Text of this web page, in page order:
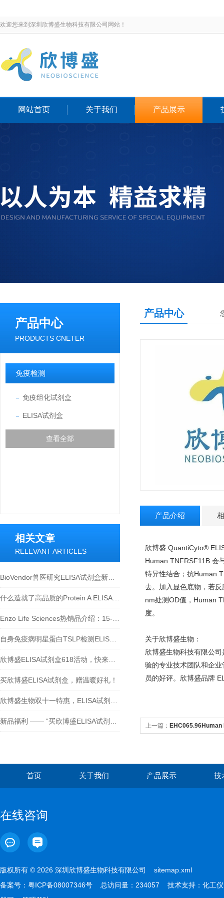
欢迎您来到深圳欣博盛生物科技有限公司网站！
网站首页 关于我们 产品展示
产品中心
PRODUCTS CNETER
免疫检测
免疫组化试剂盒
ELISA试剂盒
查看全部
相关文章
RELEVANT ARTICLES
买欣博盛ELISA试剂盒，赠温暖好礼！
产品中心
产品介绍
欣博盛 QuantiCyto®
Human TNFRSF11B 会
特异性结合；抗Human
去。加入显色底物，若
nm处测OD值，Human
度。
关于欣博盛生物：
欣博盛生物科技有限公
验的专业技术团队和企
员的好评。欣博盛品牌
上一篇： EHC065.96Human
首页 关于我们 产品展示 技
在线咨询
版权所有 © 2026 深圳欣博盛生物科技有限公司 sitemap.xml
备案号： 粤ICP备08007346号 总访问量：234057 技术支持： 化工仪